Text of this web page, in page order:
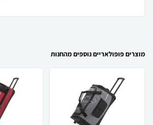
מוצרים פופולאריים נוספים מהחנות